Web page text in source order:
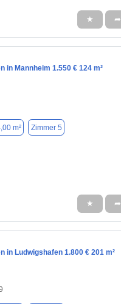
★ ➦
in Mannheim 1.550 € 124 m²
m² Zimmer 5
★ ➦
in Ludwigshafen 1.800 € 201 m²